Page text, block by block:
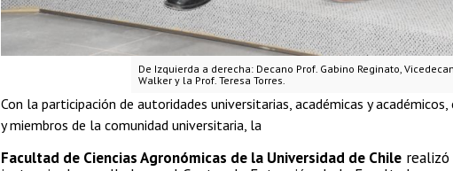
De Izquierda a derecha: Decano Prof. Gabino Reginato,
Walker y la Prof. Teresa Torres.
Con la participación de autoridades universitarias, académicas y
y miembros de la comunidad universitaria, la
Facultad de Ciencias Agronómicas de la Universidad de Chile